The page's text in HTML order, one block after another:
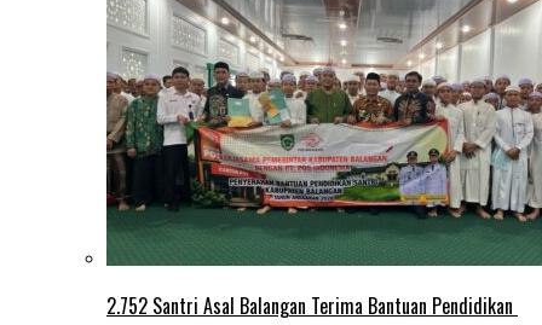
2.752 Santri Asal Balangan Terima Bantuan Pendidikan